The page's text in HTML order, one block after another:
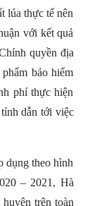
lúa thực tế nên
với kết quả
quyền địa
bảo hiểm
phí thực hiện
dẫn tới việc
dụng theo hình
– 2021, Hà
trên toàn